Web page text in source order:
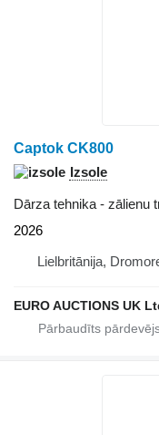
Captok CK800
Izsole
Dārza tehnika - zālienu
2026
Lielbritānija,
EURO AUCTIONS UK